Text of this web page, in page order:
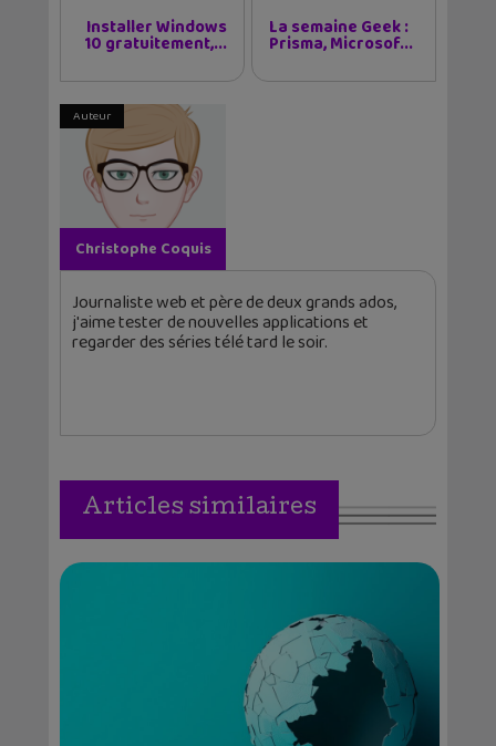
Installer Windows
10 gratuitement,...
La semaine Geek :
Prisma, Microsof...
Auteur
Christophe Coquis
Journaliste web et père de deux grands ados,
j'aime tester de nouvelles applications et
regarder des séries télé tard le soir.
Articles similaires